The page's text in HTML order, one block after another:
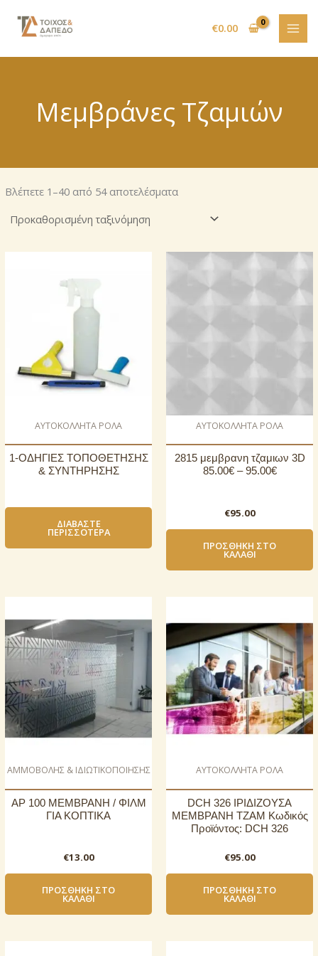
περιεχόμενο
€0.00
Μεμβράνες Τζαμιών
Βλέπετε 1–40 από 54 αποτελέσματα
AΥΤΟΚΟΛΛΗΤΑ ΡΟΛΑ
1-ΟΔΗΓΙΕΣ ΤΟΠΟΘΕΤΗΣΗΣ
& ΣΥΝΤΗΡΗΣΗΣ
ΔΙΑΒΆΣΤΕ
ΠΕΡΙΣΣΌΤΕΡΑ
AΥΤΟΚΟΛΛΗΤΑ ΡΟΛΑ
2815 μεμβρανη τζαμιων 3D
85.00€ – 95.00€
€95.00
ΠΡΟΣΘΉΚΗ ΣΤΟ
ΚΑΛΆΘΙ
ΑΜΜΟΒΟΛΗΣ & ΙΔΙΩΤΙΚΟΠΟΙΗΣΗΣ
AP 100 ΜΕΜΒΡΑΝΗ / ΦΙΛΜ
ΓΙΑ ΚΟΠΤΙΚΑ
€13.00
ΠΡΟΣΘΉΚΗ ΣΤΟ
ΚΑΛΆΘΙ
AΥΤΟΚΟΛΛΗΤΑ ΡΟΛΑ
DCH 326 ΙΡΙΔΙΖΟΥΣΑ
ΜΕΜΒΡΑΝΗ ΤΖΑΜ Κωδικός
Προϊόντος: DCH 326
€95.00
ΠΡΟΣΘΉΚΗ ΣΤΟ
ΚΑΛΆΘΙ